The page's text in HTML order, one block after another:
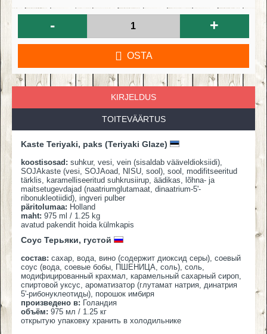
- +
OSTA
KIRJELDUS
TOITEVÄÄRTUS
Kaste Teriyaki, paks (Teriyaki Glaze)
koostisosad: suhkur, vesi, vein (sisaldab vääveldioksiidi),
SOJAkaste (vesi, SOJAoad, NISU, sool), sool, modifitseeritud
tärklis, karamelliseeritud suhkrusiirup, äädikas, lõhna- ja
maitsetugevdajad (naatriumglutamaat, dinaatrium-5'-
ribonukleotiidid), ingveri pulber
päritolumaa: Holland
maht: 975 ml / 1.25 kg
avatud pakendit hoida külmkapis
Соус Терьяки, густой
состав: сахар, вода, вино (содержит диоксид серы), соевый
соус (вода, соевые бобы, ПШЕНИЦА, соль), соль,
модифицированный крахмал, карамельный сахарный сироп,
спиртовой уксус, ароматизатор (глутамат натрия, динатрия
5'-рибонуклеотиды), порошок имбиря
произведено в: Голандия
объём: 975 мл / 1.25 кг
открытую упаковку хранить в холодильнике